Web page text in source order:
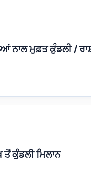
ਨਾਲ ਮੁਫ਼ਤ ਕੁੰਡਲੀ /
ਤੋਂ ਕੁੰਡਲੀ ਮਿਲਾਨ